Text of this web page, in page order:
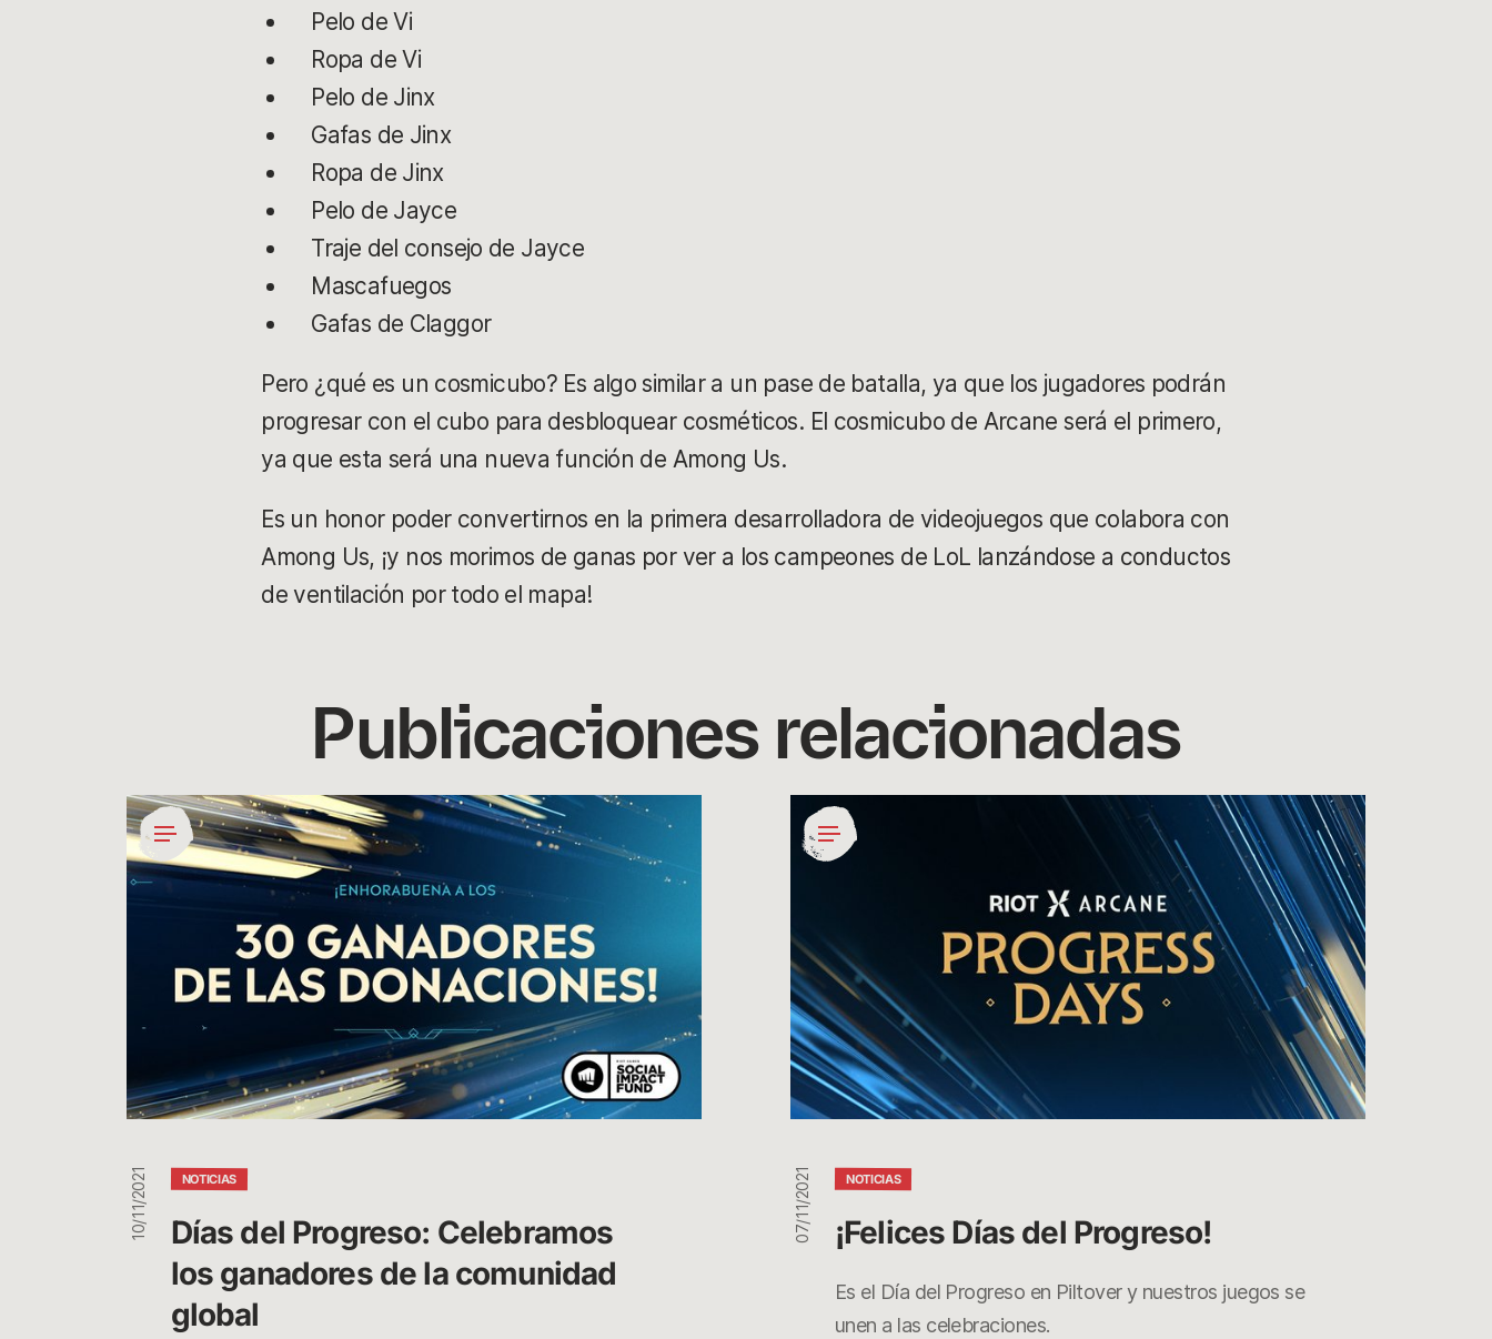
Pelo de Vi
Ropa de Vi
Pelo de Jinx
Gafas de Jinx
Ropa de Jinx
Pelo de Jayce
Traje del consejo de Jayce
Mascafuegos
Gafas de Claggor
Pero ¿qué es un cosmicubo? Es algo similar a un pase de batalla, ya que los jugadores podrán
progresar con el cubo para desbloquear cosméticos. El cosmicubo de Arcane será el primero,
ya que esta será una nueva función de Among Us.
Es un honor poder convertirnos en la primera desarrolladora de videojuegos que colabora con
Among Us, ¡y nos morimos de ganas por ver a los campeones de LoL lanzándose a conductos
de ventilación por todo el mapa!
Publicaciones relacionadas
Días
del
Progreso:
Celebramos
comunidad
NOTICIAS
Días del Progreso: Celebramos
los ganadores de la comunidad
global
10/11/2021
¡Felices
Días
del
NOTICIAS
¡Felices Días del Progreso!
Es el Día del Progreso en Piltover y nuestros juegos se
unen a las celebraciones.
07/11/2021